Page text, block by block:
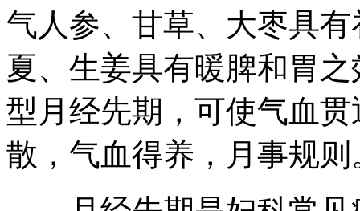
气人参、甘草、大枣具
夏、生姜具有暖脾和胃
型月经先期，可使气血
散，气血得养，月事规则